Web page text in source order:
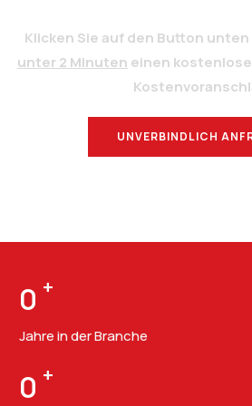
Klicken Sie auf den Button
unter 2 Minuten einen
UNVERBINDLICH
0 +
Jahre in der Branche
0 +